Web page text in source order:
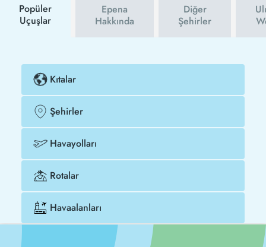
Popüler
Uçuşlar
Epena
Hakkında
Diğer
Şehirler
Kıtalar
Şehirler
Havayolları
Rotalar
Havaalanları